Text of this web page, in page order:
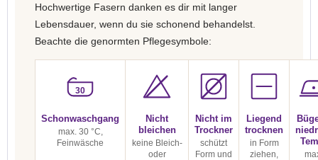
Hochwertige Fasern danken es dir mit langer
Lebensdauer, wenn du sie schonend behandelst.
Beachte die genormten Pflegesymbole:
30
Schonwaschgang
max. 30 °C,
Feinwäsche
Nicht
bleichen
keine Bleich-
oder
Nicht im
Trockner
schützt
Form und
Liegend
trocknen
in Form
ziehen,